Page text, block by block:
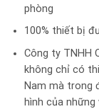
phòng
100% thiết bị
Công ty TNHH
không chỉ có
Nam mà trong
hình của những